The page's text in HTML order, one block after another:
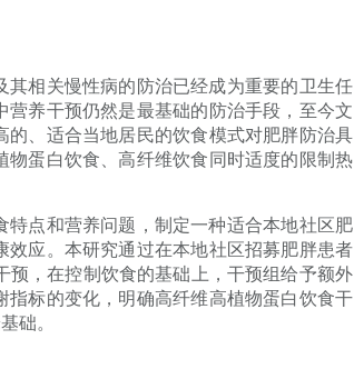
相关慢性病的防治已经成为重要的卫生任
养干预仍然是最基础的防治手段，至今文
、适合当地居民的饮食模式对肥胖防治具
蛋白饮食、高纤维饮食同时适度的限制热
点和营养问题，制定一种适合本地社区肥
应。本研究通过在本地社区招募肥胖患者
预，在控制饮食的基础上，干预组给予额外
标的变化，明确高纤维高植物蛋白饮食干
础。